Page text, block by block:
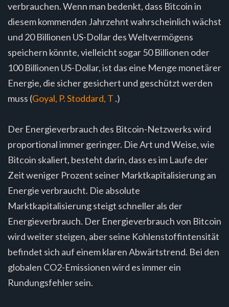
verbrauchen. Wenn man bedenkt, dass Bitcoin in
diesem kommenden Jahrzehnt wahrscheinlich wächst
und 20 Billionen US-Dollar des Weltvermögens
speichern könnte, vielleicht sogar 50 Billionen oder
100 Billionen US-Dollar, ist das eine Menge monetärer
Energie, die sicher gesichert und geschützt werden
muss (Goyal, P. Stoddard, T .)
Der Energieverbrauch des Bitcoin-Netzwerks wird
proportional immer geringer. Die Art und Weise, wie
Bitcoin skaliert, besteht darin, dass es im Laufe der
Zeit weniger Prozent seiner Marktkapitalisierung an
Energie verbraucht. Die absolute
Marktkapitalisierung steigt schneller als der
Energieverbrauch. Der Energieverbrauch von Bitcoin
wird weiter steigen, aber seine Kohlenstoffintensität
befindet sich auf einem klaren Abwärtstrend. Bei den
globalen CO2-Emissionen wird es immer ein
Rundungsfehler sein.